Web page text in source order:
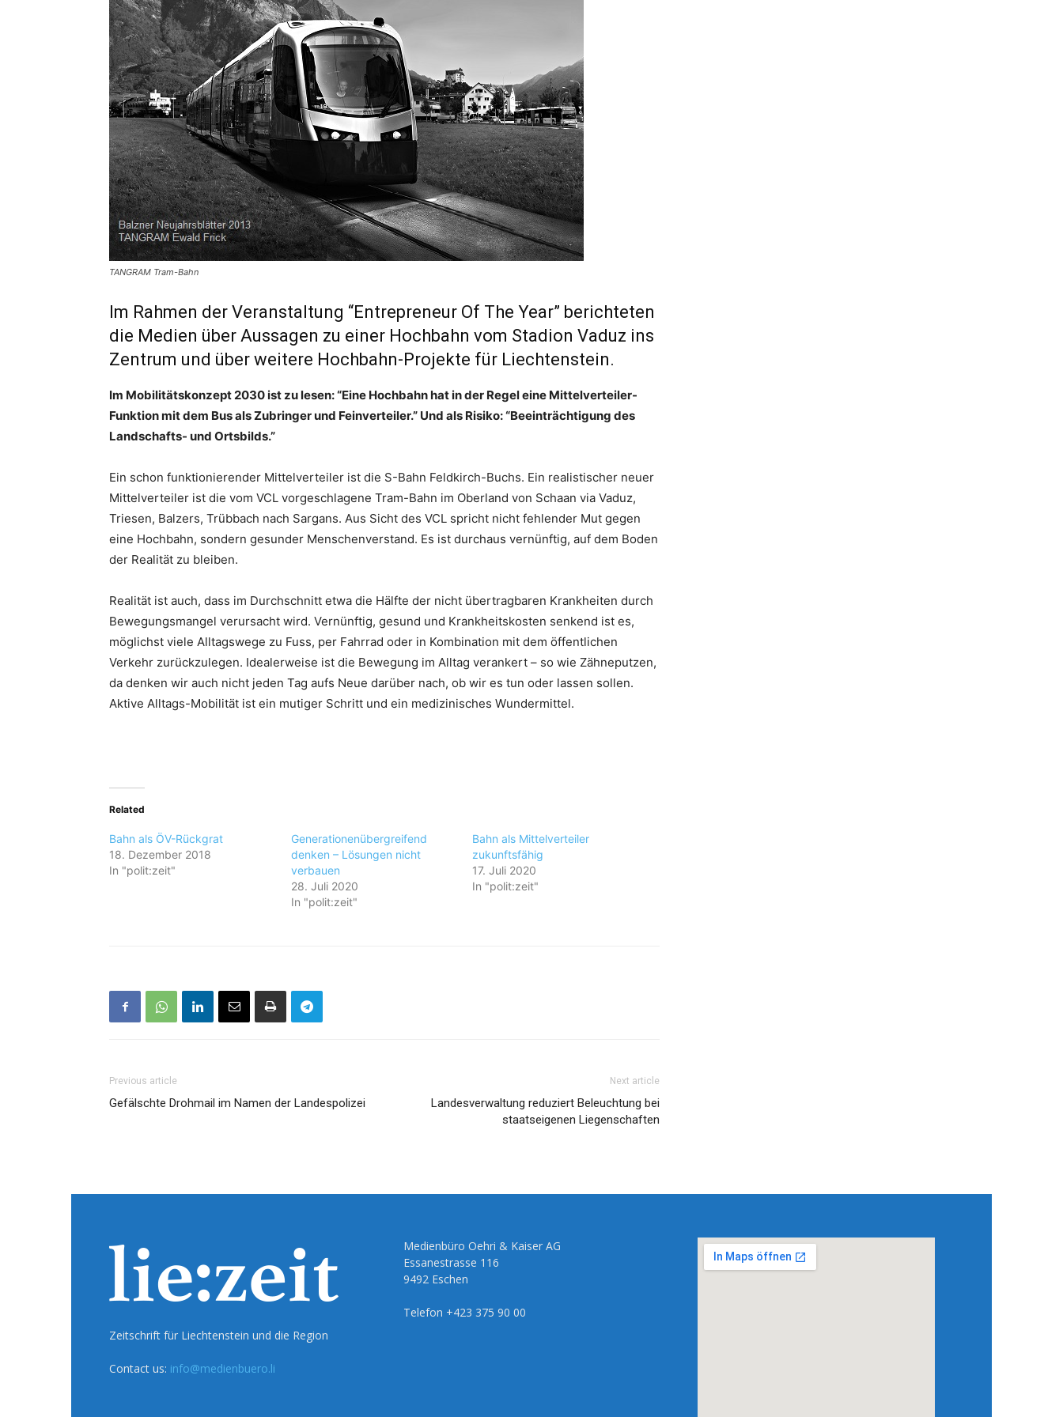
TANGRAM Tram-Bahn
Im Rahmen der Veranstaltung “Entrepreneur Of The Year” berichteten
die Medien über Aussagen zu einer Hochbahn vom Stadion Vaduz ins
Zentrum und über weitere Hochbahn-Projekte für Liechtenstein.
Im Mobilitätskonzept 2030 ist zu lesen: “Eine Hochbahn hat in der Regel eine Mittelverteiler-
Funktion mit dem Bus als Zubringer und Feinverteiler.” Und als Risiko: “Beeinträchtigung des
Landschafts- und Ortsbilds.”
Ein schon funktionierender Mittelverteiler ist die S-Bahn Feldkirch-Buchs. Ein realistischer neuer
Mittelverteiler ist die vom VCL vorgeschlagene Tram-Bahn im Oberland von Schaan via Vaduz,
Triesen, Balzers, Trübbach nach Sargans. Aus Sicht des VCL spricht nicht fehlender Mut gegen
eine Hochbahn, sondern gesunder Menschenverstand. Es ist durchaus vernünftig, auf dem Boden
der Realität zu bleiben.
Realität ist auch, dass im Durchschnitt etwa die Hälfte der nicht übertragbaren Krankheiten durch
Bewegungsmangel verursacht wird. Vernünftig, gesund und Krankheitskosten senkend ist es,
möglichst viele Alltagswege zu Fuss, per Fahrrad oder in Kombination mit dem öffentlichen
Verkehr zurückzulegen. Idealerweise ist die Bewegung im Alltag verankert – so wie Zähneputzen,
da denken wir auch nicht jeden Tag aufs Neue darüber nach, ob wir es tun oder lassen sollen.
Aktive Alltags-Mobilität ist ein mutiger Schritt und ein medizinisches Wundermittel.
Related
Bahn als ÖV-Rückgrat
18. Dezember 2018
In "polit:zeit"
Generationenübergreifend
denken – Lösungen nicht
verbauen
28. Juli 2020
In "polit:zeit"
Bahn als Mittelverteiler
zukunftsfähig
17. Juli 2020
In "polit:zeit"
Previous article
Gefälschte Drohmail im Namen der Landespolizei
Next article
Landesverwaltung reduziert Beleuchtung bei
staatseigenen Liegenschaften
Zeitschrift für Liechtenstein und die Region
Contact us: info@medienbuero.li
Medienbüro Oehri & Kaiser AG
Essanestrasse 116
9492 Eschen
Telefon +423 375 90 00